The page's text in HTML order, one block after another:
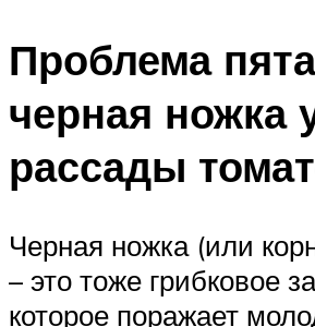
Проблема
черная ножка
рассады
Черная ножка (или
– это тоже грибковое
которое поражает